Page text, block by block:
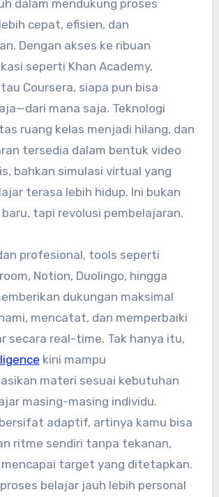
dalam mendukung proses
cepat, efisien, dan
Dengan akses ke ribuan
seperti Khan Academy,
Coursera, siapa pun bisa
mana saja. Teknologi
ruang kelas menjadi hilang, dan
tersedia dalam bentuk video
bahkan simulasi virtual yang
terasa lebih hidup. Ini bukan
tapi revolusi pembelajaran.
profesional, tools seperti
Notion, Duolingo, hingga
dukungan maksimal
mencatat, dan memperbaiki
secara real-time. Tak hanya itu,
kini mampu
materi sesuai kebutuhan
masing-masing individu.
adaptif, artinya kamu bisa
ritme sendiri tanpa tekanan,
target yang ditetapkan.
belajar jauh lebih personal